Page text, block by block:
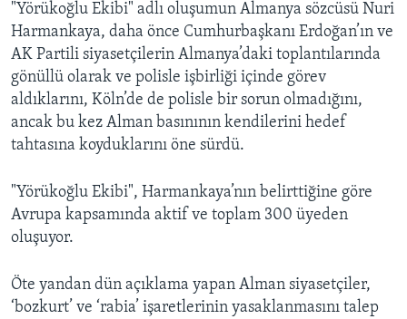
"Yörükoğlu Ekibi" adlı oluşumun Almanya sözcüsü Nuri
Harmankaya, daha önce Cumhurbaşkanı Erdoğan’ın ve
AK Partili siyasetçilerin Almanya’daki toplantılarında
gönüllü olarak ve polisle işbirliği içinde görev
aldıklarını, Köln’de de polisle bir sorun olmadığını,
ancak bu kez Alman basınının kendilerini hedef
tahtasına koyduklarını öne sürdü.
"Yörükoğlu Ekibi", Harmankaya’nın belirttiğine göre
Avrupa kapsamında aktif ve toplam 300 üyeden
oluşuyor.
Öte yandan dün açıklama yapan Alman siyasetçiler,
‘bozkurt’ ve ‘rabia’ işaretlerinin yasaklanmasını talep